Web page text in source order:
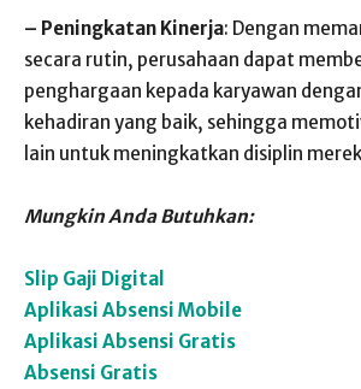
– Peningkatan Kinerja: Dengan
secara rutin, perusahaan dapat
penghargaan kepada karyawan
kehadiran yang baik, sehingga
lain untuk meningkatkan disiplin
Mungkin Anda Butuhkan:
Slip Gaji Digital
Aplikasi Absensi Mobile
Aplikasi Absensi Gratis
Absensi Gratis